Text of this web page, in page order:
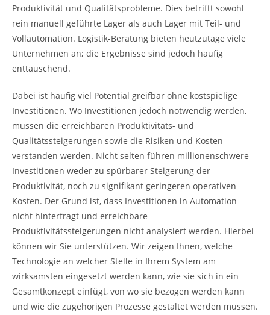
Produktivität und Qualitätsprobleme. Dies betrifft sowohl
rein manuell geführte Lager als auch Lager mit Teil- und
Vollautomation. Logistik-Beratung bieten heutzutage viele
Unternehmen an; die Ergebnisse sind jedoch häufig
enttäuschend.
Dabei ist häufig viel Potential greifbar ohne kostspielige
Investitionen. Wo Investitionen jedoch notwendig werden,
müssen die erreichbaren Produktivitäts- und
Qualitätssteigerungen sowie die Risiken und Kosten
verstanden werden. Nicht selten führen millionenschwere
Investitionen weder zu spürbarer Steigerung der
Produktivität, noch zu signifikant geringeren operativen
Kosten. Der Grund ist, dass Investitionen in Automation
nicht hinterfragt und erreichbare
Produktivitätssteigerungen nicht analysiert werden. Hierbei
können wir Sie unterstützen. Wir zeigen Ihnen, welche
Technologie an welcher Stelle in Ihrem System am
wirksamsten eingesetzt werden kann, wie sie sich in ein
Gesamtkonzept einfügt, von wo sie bezogen werden kann
und wie die zugehörigen Prozesse gestaltet werden müssen.